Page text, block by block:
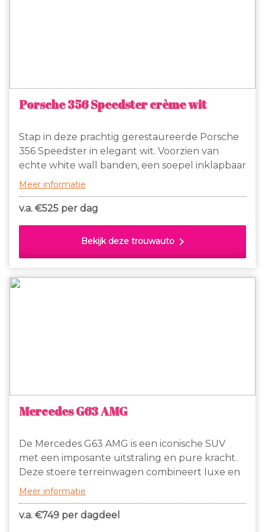
Porsche 356 Speedster crème wit
Stap in deze prachtig gerestaureerde Porsche
356 Speedster in elegant wit. Voorzien van
echte white wall banden, een soepel inklapbaar
dak en charmante insteekramen bij de deuren,
genot om in te rijden.
Meer informatie
v.a. €525 per dag
Bekijk deze trouwauto chevron_right
Mercedes G63 AMG
De Mercedes G63 AMG is een iconische SUV
met een imposante uitstraling en pure kracht.
Deze stoere terreinwagen combineert luxe en
sportiviteit op ongeëvenaarde wijze. Onder de
biturbo met maar liefst 571 pk, waardoor hij in
Meer informatie
v.a. €749 per dagdeel